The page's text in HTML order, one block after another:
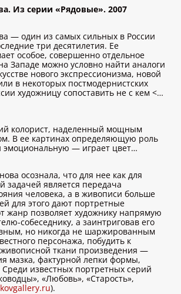
Из серии «Рядовые». 2007
— один из самых сильных в России
три десятилетия. Ее
особое, совершенно отдельное
Западе можно условно найти аналоги
нового экспрессионизма, новой
в некоторых постмодернистских
художницу сопоставить не с кем <…
колорист, наделенный мощным
В ее картинах определяющую роль
— играет цвет…
осознала, что для нее как для
задачей является передача
человека, а в живописи больше
для этого дают портретные
жанр позволяет художнику напрямую
собеседнику, а заинтриговав его
но никогда не шаржированным
персонажа, побудить к
ткани произведения —
мазка, фактурной лепки формы,
известных портретных серий
«Любовь», «Старость»,
).